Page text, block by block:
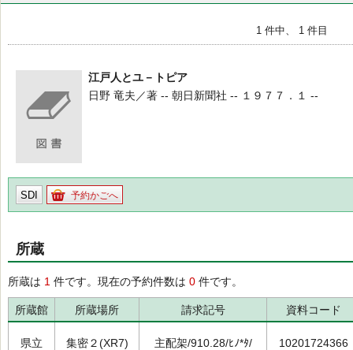
1 件中、 1 件目
江戸人とユ－トピア
日野 竜夫／著 -- 朝日新聞社 -- １９７７．１ --
SDI 予約かごへ
所蔵
所蔵は 1 件です。現在の予約件数は 0 件です。
所蔵館 所蔵場所 請求記号 資料コード
県立 集密２(XR7) 主配架/910.28/ﾋﾉ*ﾀ/ 10201724366